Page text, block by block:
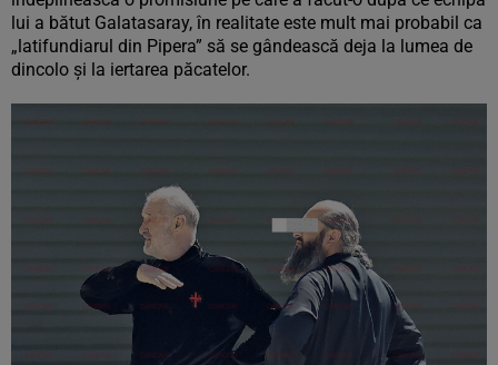
lui a bătut Galatasaray, în realitate este mult mai probabil ca
„latifundiarul din Pipera” să se gândească deja la lumea de
dincolo și la iertarea păcatelor.